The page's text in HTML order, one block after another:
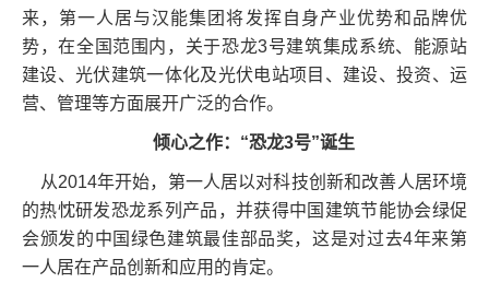
来，第一人居与汉能集团将发挥自身产业优势和品牌优
势，在全国范围内，关于恐龙3号建筑集成系统、能源站
建设、光伏建筑一体化及光伏电站项目、建设、投资、运
营、管理等方面展开广泛的合作。
倾心之作：“恐龙3号”诞生
从2014年开始，第一人居以对科技创新和改善人居环境
的热忱研发恐龙系列产品，并获得中国建筑节能协会绿促
会颁发的中国绿色建筑最佳部品奖，这是对过去4年来第
一人居在产品创新和应用的肯定。